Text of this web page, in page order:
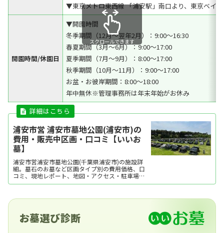
▼東京メトロ東西線 「浦安駅」南口より、東京ベイ
開園時間/休園日
▼開園時間
冬季期間（12月～翌年2月）：9:00～16:30
春夏期間（3月～6月）：9:00～17:00
夏季期間（7月～9月）：8:00～17:00
秋季期間（10月～11月）：9:00～17:00
お盆・お彼岸期間：8:00～18:00
年中無休※管理事務所は年末年始がお休み
スクロールできます
浦安市営 浦安市墓地公園(浦安市)の
費用・販売中区画・口コミ【いいお
墓】
浦安市営浦安市墓地公園(千葉県浦安市)の施設詳
細。墓石のお墓など区画タイプ別の費用価格、口
コミ、現地レポート、地図・アクセス・駐車場情
報などを掲載。霊園・墓地をお探しなら日本最大
ださい。資料請求・見学予約・お墓の相談はすべ
お墓選び診断